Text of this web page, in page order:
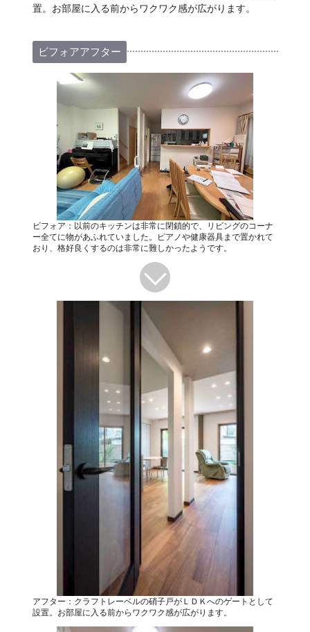
置。お部屋に入る前からワクワク感が広がります。
ビフォアアフター
ビフォア：以前のキッチンは非常に閉鎖的で、リビングのコーナ
ー全てに物があふれていました。ピアノや健康器具まで置かれて
おり、格好良くするのは非常に難しかったようです。
アフター：クラフトレーベルの硝子戸がＬＤＫへのゲートとして
設置。お部屋に入る前からワクワク感が広がります。